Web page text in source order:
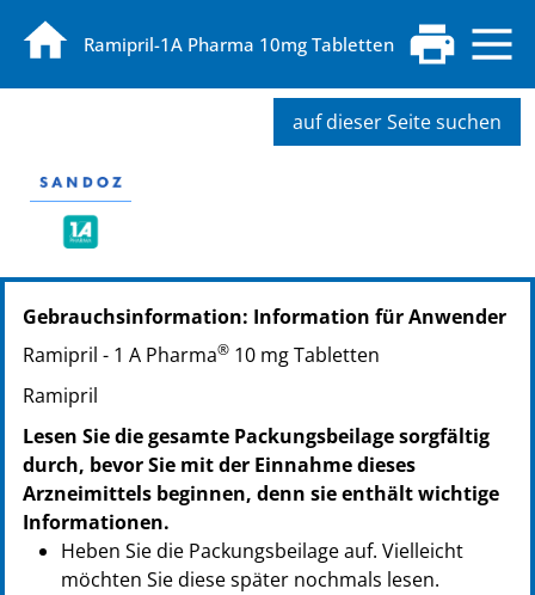
Ramipril-1A Pharma 10mg Tabletten
auf dieser Seite suchen
PZN: 00766794
PPN: 110076679459
NTIN: 04150007667945
PPN: 110076680253
NTIN: 04150007668027
PZN: 00766819
PPN: 110076681943
NTIN: 04150007668195
Gebrauchsinformation: Information für Anwender
Ramipril - 1 A Pharma® 10 mg Tabletten
Ramipril
Lesen Sie die gesamte Packungsbeilage sorgfältig
durch, bevor Sie mit der Einnahme dieses
Arzneimittels beginnen, denn sie enthält wichtige
Informationen.
Heben Sie die Packungsbeilage auf. Vielleicht
möchten Sie diese später nochmals lesen.